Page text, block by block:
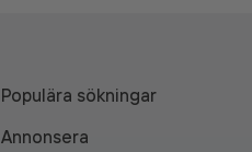
Populära sökningar
Annonsera